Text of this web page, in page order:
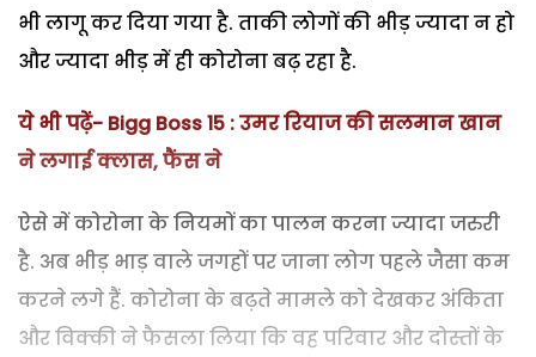
भी लागू कर दिया गया है. ताकी लोगों की भीड़ ज्यादा न हो
और ज्यादा भीड़ में ही कोरोना बढ़ रहा है.
ये भी पढ़ें- Bigg Boss 15 : उमर रियाज की सलमान खान
ने लगाई क्लास, फैंस ने
ऐसे में कोरोना के नियमों का पालन करना ज्यादा जरुरी
है. अब भीड़ भाड़ वाले जगहों पर जाना लोग पहले जैसा कम
करने लगे हैं. कोरोना के बढ़ते मामले को देखकर अंकिता
और विक्की ने फैसला लिया कि वह परिवार और दोस्तों के